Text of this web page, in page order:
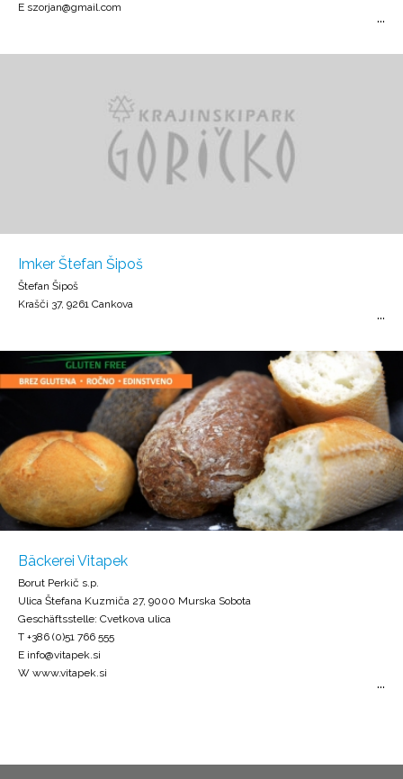
E szorjan@gmail.com
Imker Štefan Šipoš
Štefan Šipoš
Krašči 37, 9261 Cankova
Bäckerei Vitapek
Borut Perkič s.p.
Ulica Štefana Kuzmiča 27, 9000 Murska Sobota
Geschäftsstelle: Cvetkova ulica
T +386 (0)51 766 555
E info@vitapek.si
W www.vitapek.si